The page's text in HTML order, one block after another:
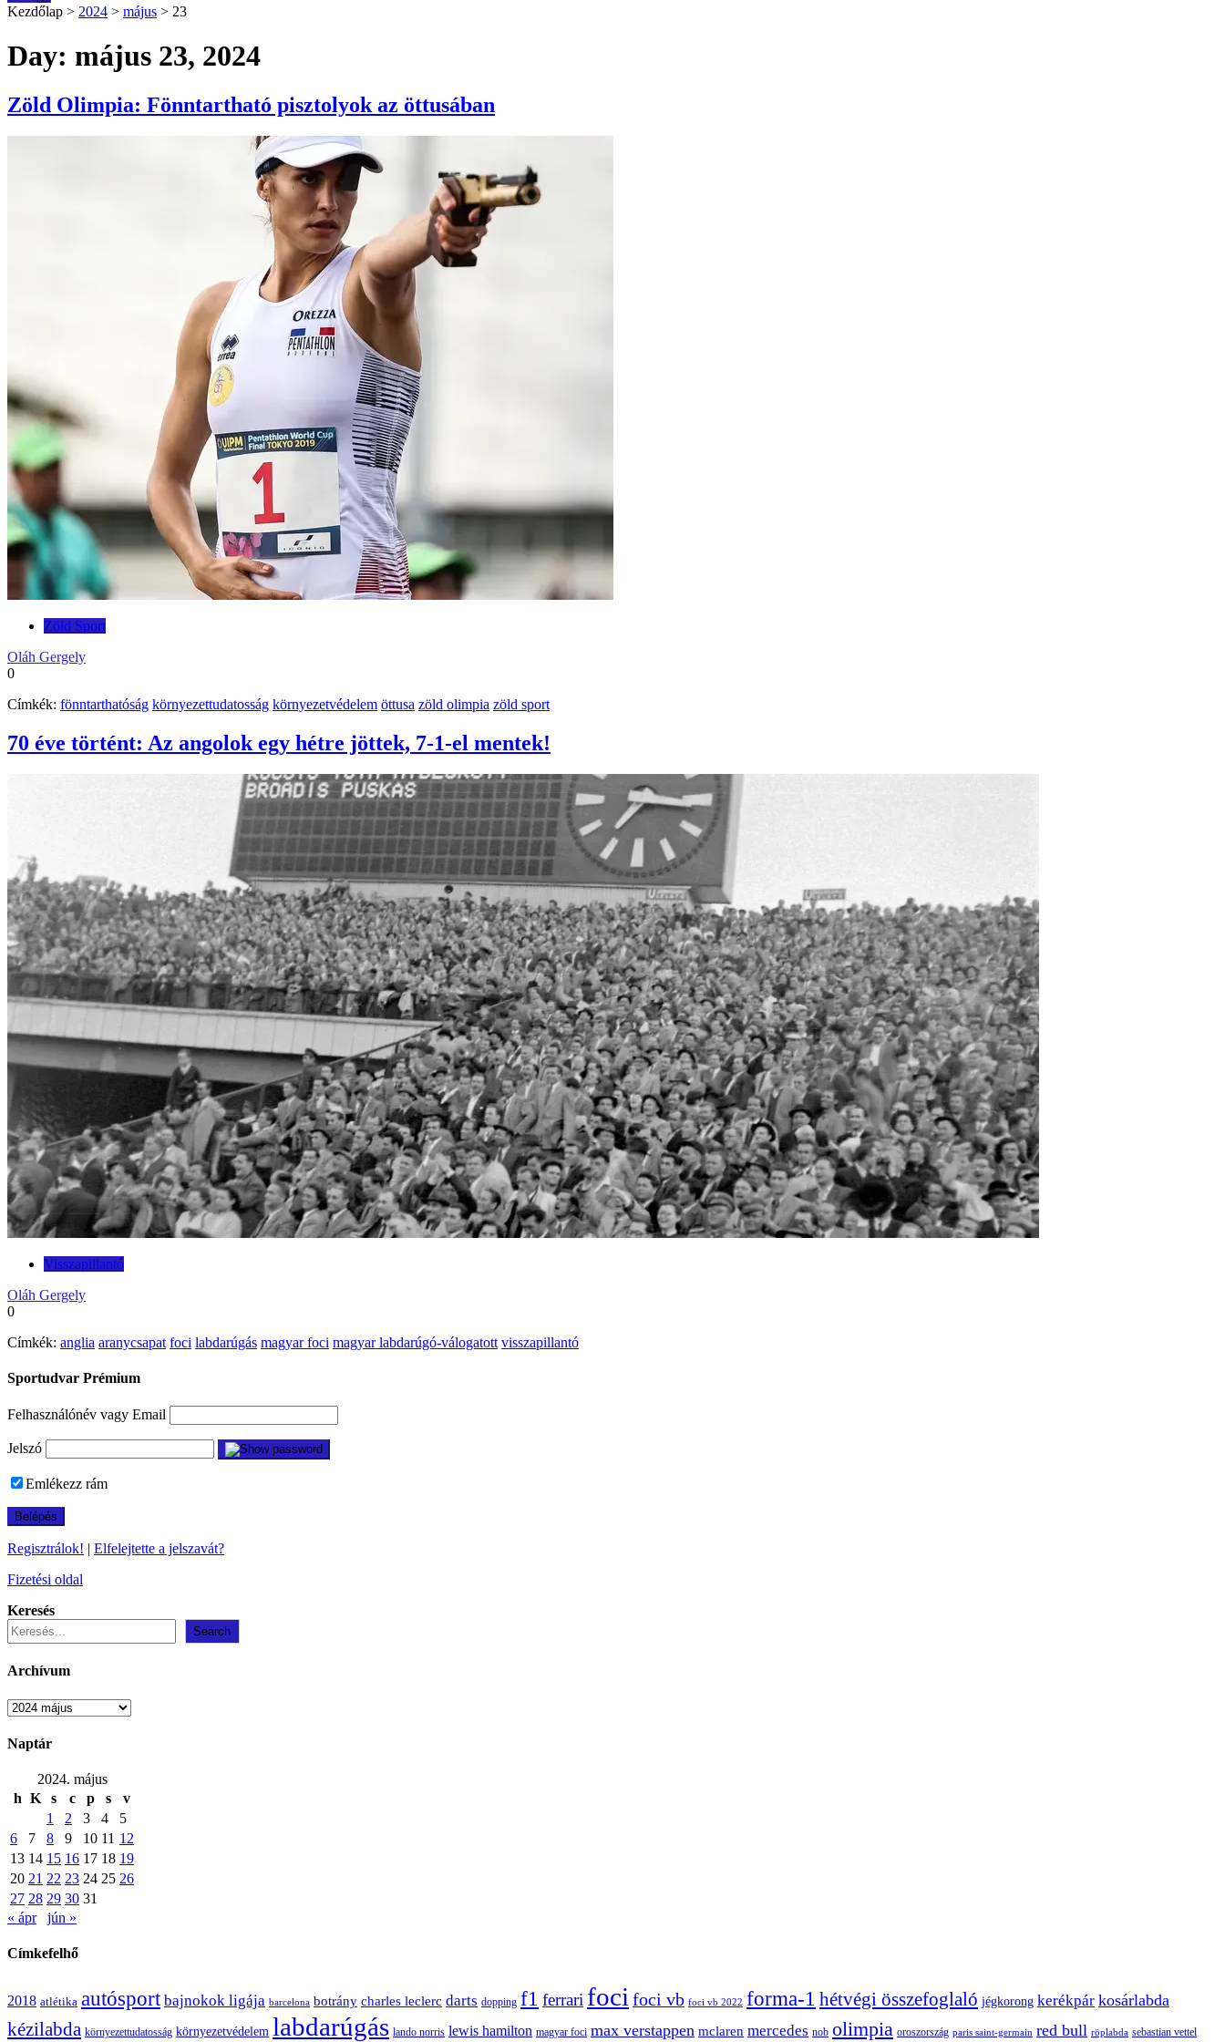
Kezdőlap > 2024 > május > 23
Day: május 23, 2024
Zöld Olimpia: Fönntartható pisztolyok az öttusában
Zöld Sport
Oláh Gergely
0
Címkék: fönntarthatóság környezettudatosság környezetvédelem öttusa zöld olimpia zöld sport
70 éve történt: Az angolok egy hétre jöttek, 7-1-el mentek!
Visszapillantó
Oláh Gergely
0
Címkék: anglia aranycsapat foci labdarúgás magyar foci magyar labdarúgó-válogatott visszapillantó
Sportudvar Prémium
Felhasználónév vagy Email
Jelszó
Emlékezz rám
Regisztrálok! | Elfelejtette a jelszavát?
Fizetési oldal
Keresés
Search
Archívum
Archívum
Naptár
2024. május
h K s c p s
v
1
2 3 4
5
6
7 8 9 10 11 12
13 14 15 16 17 18 19
20 21 22 23 24 25 26
27 28 29 30 31
« ápr
jún »
Címkefelhő
2018 atlétika autósport bajnokok ligája barcelona botrány charles leclerc darts dopping f1 ferrari foci foci vb foci vb 2022 forma-1 hétvégi összefoglaló jégkorong kerékpár kosárlabda
kézilabda környezettudatosság környezetvédelem labdarúgás lando norris lewis hamilton magyar foci max verstappen mclaren mercedes nob olimpia oroszország paris saint-germain red bull röplabda sebastian vettel